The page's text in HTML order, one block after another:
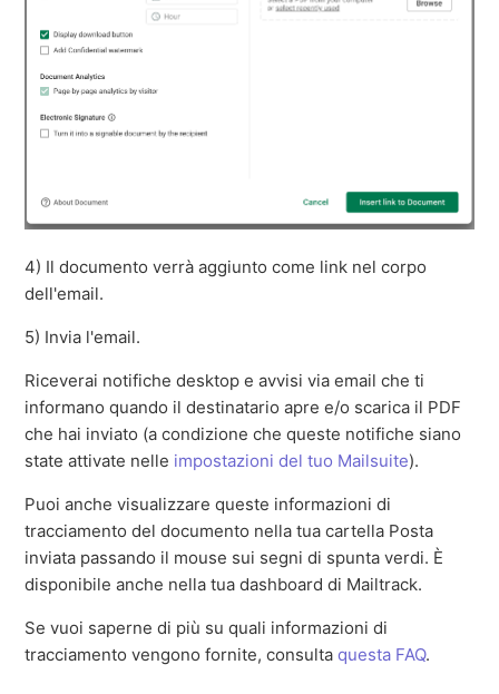
4) Il documento verrà aggiunto come link nel corpo
dell'email.
5) Invia l'email.
Riceverai notifiche desktop e avvisi via email che ti
informano quando il destinatario apre e/o scarica il PDF
che hai inviato (a condizione che queste notifiche siano
state attivate nelle impostazioni del tuo Mailsuite).
Puoi anche visualizzare queste informazioni di
tracciamento del documento nella tua cartella Posta
inviata passando il mouse sui segni di spunta verdi. È
disponibile anche nella tua dashboard di Mailtrack.
Se vuoi saperne di più su quali informazioni di
tracciamento vengono fornite, consultaquesta FAQ.